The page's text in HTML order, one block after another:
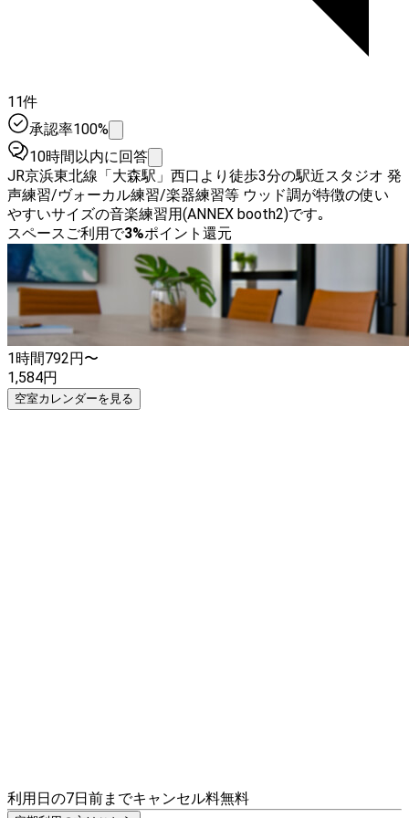
11件
承認率100%
10時間以内に回答
JR京浜東北線「大森駅」西口より徒歩3分の駅近スタジオ 発
声練習/ヴォーカル練習/楽器練習等 ウッド調が特徴の使い
やすいサイズの音楽練習用(ANNEX booth2)です｡
スペースご利用で3%ポイント還元
1時間792円〜
1,584円
空室カレンダーを見る
利用日の7日前までキャンセル料無料